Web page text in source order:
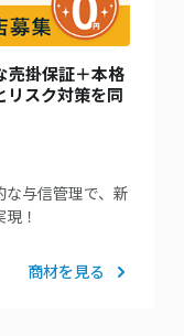
売掛保証＋本格
リスク対策を同
与信管理で、新
！
商材を見る